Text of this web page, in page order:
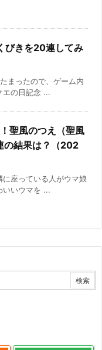
びきを20連してみ
まったので、ゲーム内
エの日記念 ...
聖風のつえ（聖風
の結果は？（202
座っている人がウマ娘
いいウマを ...